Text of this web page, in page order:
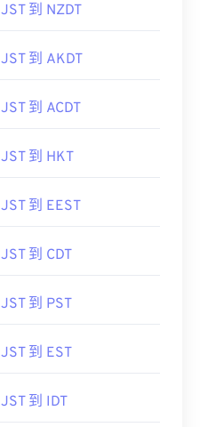
JST 到 NZDT
JST 到 AKDT
JST 到 ACDT
JST 到 HKT
JST 到 EEST
JST 到 CDT
JST 到 PST
JST 到 EST
JST 到 IDT